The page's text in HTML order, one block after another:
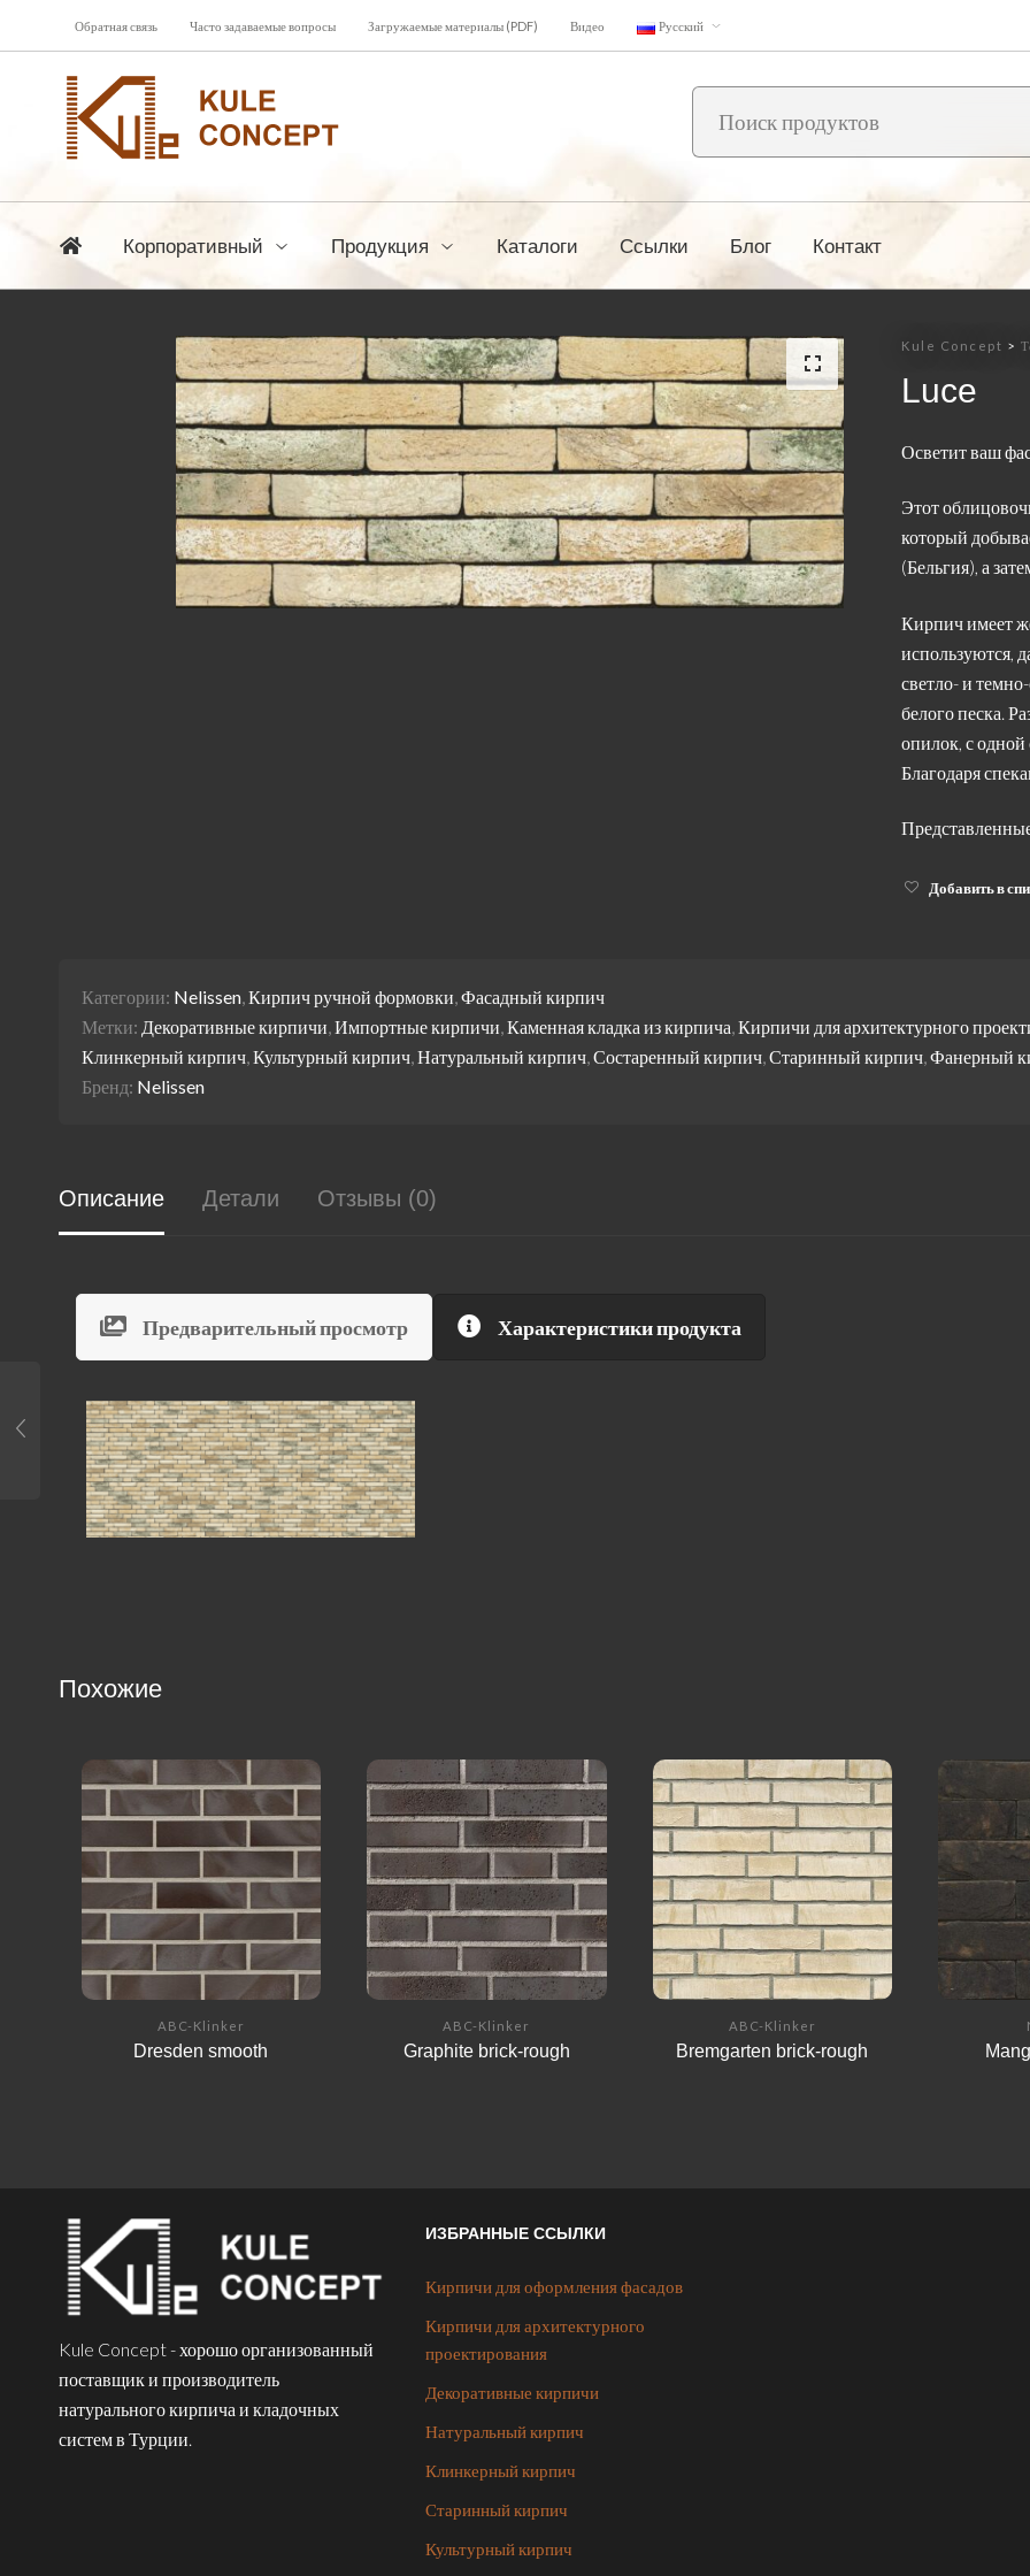
Обратная связь Часто задаваемые вопросы Загружаемые материалы (PDF) Видео Русский
Корпоративный Продукция Каталоги Ссылки Блог Контакт
Kule Concept >
Luce
Осветит ваш
Этот
который
(Бельгия), а
Кирпич имеет
используются,
светло- и
белого песка.
опилок, с одной
Благодаря
Добавить в
Категории: Nelissen,Кирпич ручной формовки,Фасадный кирпич
Метки: Декоративные кирпичи,Импортные кирпичи,Каменная кладка из кирпича,Кирпичи для архитектурного
Клинкерный кирпич,Культурный кирпич,Натуральный кирпич,Состаренный кирпич,Старинный кирпич,Фанерный
Бренд: Nelissen
Описание Детали Отзывы (0)
Предварительный просмотр Характеристики продукта
Похожие
ABC-Klinker
Dresden smooth
ABC-Klinker
Graphite brick-rough
ABC-Klinker
Bremgarten brick-rough
Kule Concept - хорошо организованный
поставщик и производитель
натурального кирпича и кладочных
систем в Турции.
ИЗБРАННЫЕ ССЫЛКИ
Кирпичи для оформления фасадов
Кирпичи для архитектурного
проектирования
Декоративные кирпичи
Натуральный кирпич
Клинкерный кирпич
Старинный кирпич
Культурный кирпич